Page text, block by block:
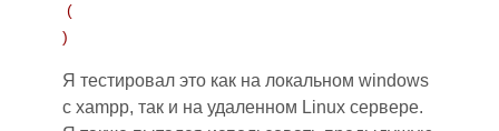
(
)
Я тестировал это как на локальном windows
с xampp, так и на удаленном Linux сервере.